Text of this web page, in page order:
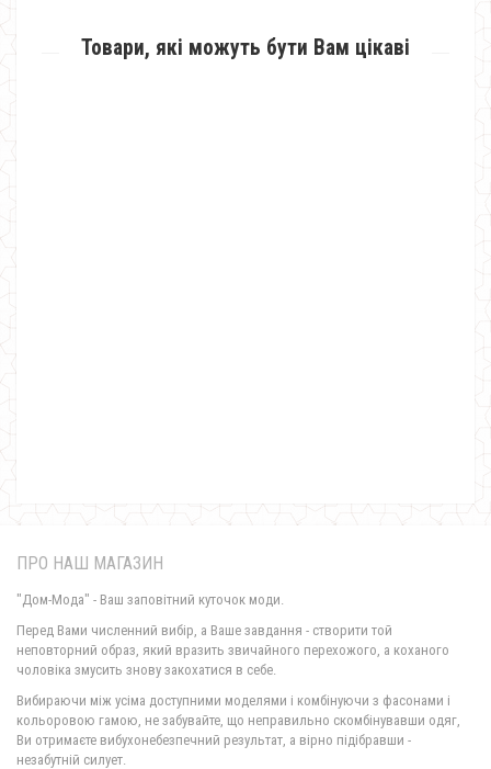
Товари, які можуть бути Вам цікаві
550.00грн.
ПРО НАШ МАГАЗИН
"Дом-Мода" - Ваш заповітний куточок моди.
Перед Вами численний вибір, а Ваше завдання - створити той
неповторний образ, який вразить звичайного перехожого, а коханого
чоловіка змусить знову закохатися в себе.
Вибираючи між усіма доступними моделями і комбінуючи з фасонами і
кольоровою гамою, не забувайте, що неправильно скомбінувавши одяг,
Ви отримаєте вибухонебезпечний результат, а вірно підібравши -
незабутній силует.